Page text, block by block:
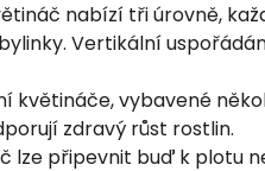
nabízí tři úrovně,
Vertikální
květináče, vybavené
zdravý růst rostlin.
lze připevnit buď k plotu